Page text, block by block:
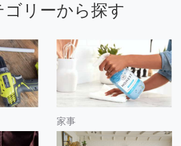
ゴリーから探す
家事